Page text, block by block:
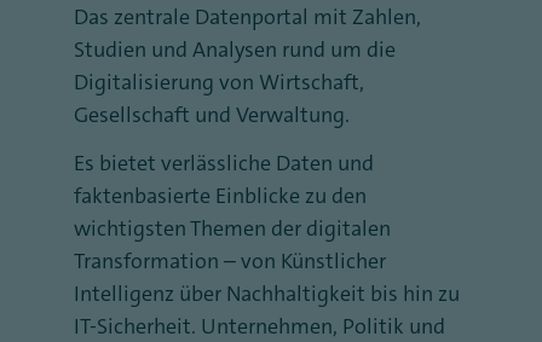
Das zentrale Datenportal mit Zahlen,
Studien und Analysen rund um die
Digitalisierung von Wirtschaft,
Gesellschaft und Verwaltung.
Es bietet verlässliche Daten und
faktenbasierte Einblicke zu den
wichtigsten Themen der digitalen
Transformation – von Künstlicher
Intelligenz über Nachhaltigkeit bis hin zu
IT-Sicherheit. Unternehmen, Politik und